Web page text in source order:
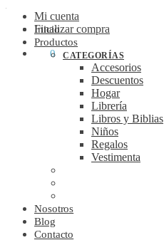
Mi cuenta
Finalizar compra
0
Inicio
Productos
CATEGORÍAS
Accesorios
Descuentos
Hogar
Librería
Libros y Biblias
Niños
Regalos
Vestimenta
Nosotros
Blog
Contacto